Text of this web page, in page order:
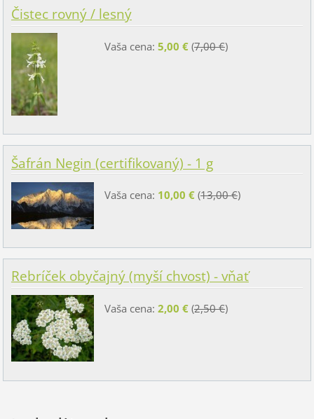
Čistec rovný / lesný
Vaša cena: 5,00 €(7,00 €)
Šafrán Negin (certifikovaný) - 1 g
Vaša cena: 10,00 €(13,00 €)
Rebríček obyčajný (myší chvost) - vňať
Vaša cena: 2,00 €(2,50 €)